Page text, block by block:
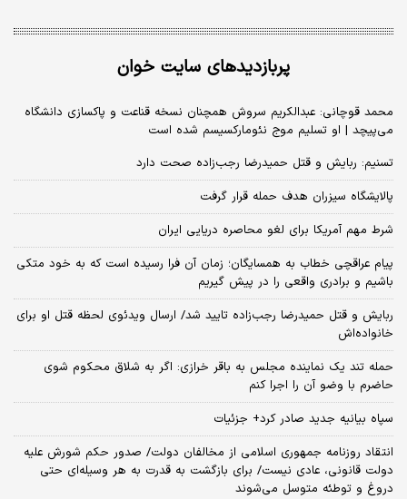
پربازدیدهای سایت خوان
محمد قوچانی: عبدالکریم سروش همچنان نسخه قناعت و پاکسازی دانشگاه
می‌پیچد | او تسلیم موج نئومارکسیسم شده است
تسنیم: ربایش و قتل حمیدرضا رجب‌زاده صحت دارد
پالایشگاه سیزران هدف حمله قرار گرفت
شرط مهم آمریکا برای لغو محاصره دریایی ایران
پیام عراقچی خطاب به همسایگان؛ زمان آن فرا رسیده است که به خود متکی
باشیم و برادری واقعی را در پیش گیریم
ربایش و قتل حمیدرضا رجب‌زاده تایید شد/ ارسال ویدئوی لحظه قتل او برای
خانواده‌اش
حمله تند یک نماینده مجلس به باقر خرازی: اگر به شلاق محکوم شوی
حاضرم با وضو آن را اجرا کنم
سپاه بیانیه جدید صادر کرد+ جزئیات
انتقاد روزنامه جمهوری اسلامی از مخالفان دولت/ صدور حکم شورش علیه
دولت قانونی، عادی نیست/ برای بازگشت به قدرت به هر وسیله‌ای حتی
دروغ و توطئه متوسل می‌شوند